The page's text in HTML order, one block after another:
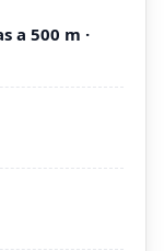
a 500 m ·